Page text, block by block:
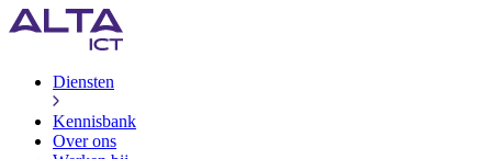
Diensten
Kennisbank
Over ons